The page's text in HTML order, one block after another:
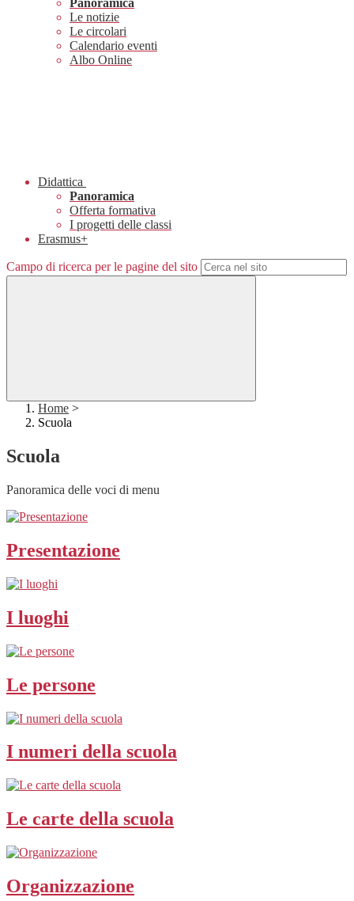
Panoramica
Le notizie
Le circolari
Calendario eventi
Albo Online
Didattica
Panoramica
Offerta formativa
I progetti delle classi
Erasmus+
Campo di ricerca per le pagine del sito
Home >
Scuola
Scuola
Panoramica delle voci di menu
Presentazione
I luoghi
Le persone
I numeri della scuola
Le carte della scuola
Organizzazione